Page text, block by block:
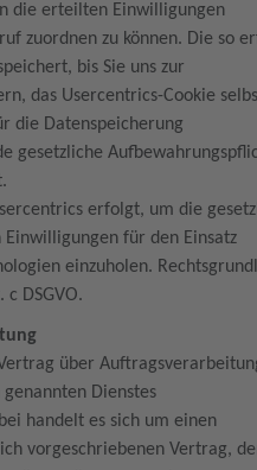
die erteilten Einwilligungen
zuordnen zu können. Die so
bis Sie uns zur
das Usercentrics-Cookie
die Datenspeicherung
gesetzliche
erfolgt, um die
für den Einsatz
einzuholen.
DSGVO.
über
genannten Dienstes
handelt es sich um einen
vorgeschriebenen Vertrag,